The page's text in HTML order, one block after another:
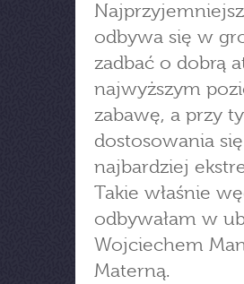
odbywa się w
zadbać o dobrą
najwyższym
zabawę, a przy
dostosowania
najbardziej
Takie właśnie
odbywałam w
Wojciechem
Materną.